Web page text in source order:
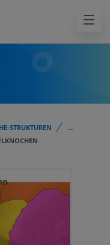
STRUKTUREN
...